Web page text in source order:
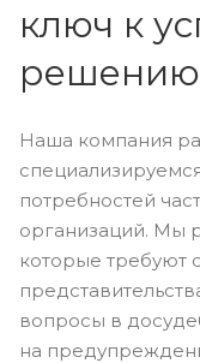
ключ к
решению
Наша компания
потребностей
организаций. Мы
которые требуют
вопросы в
на